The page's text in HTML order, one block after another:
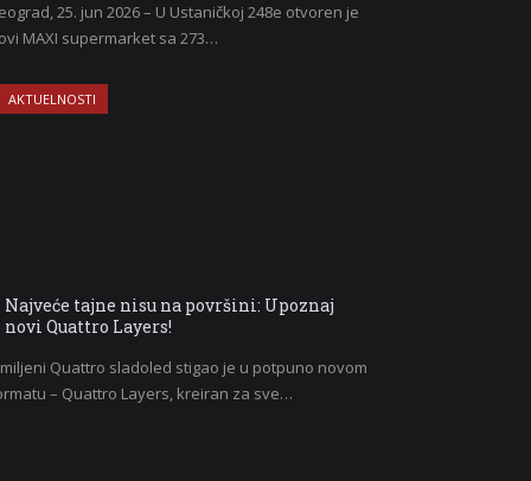
25. jun 2026 – U Ustaničkoj 248e otvoren je
MAXI supermarket sa 273…
AKTUELNOSTI
Najveće tajne nisu na površini: Upoznaj
novi Quattro Layers!
Quattro sladoled stigao je u potpuno novom
– Quattro Layers, kreiran za sve…